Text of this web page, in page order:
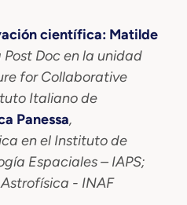
científica: Matilde
Doc en la unidad
for Collaborative
Italiano de
Panessa,
en el Instituto de
Espaciales – IAPS;
- INAF